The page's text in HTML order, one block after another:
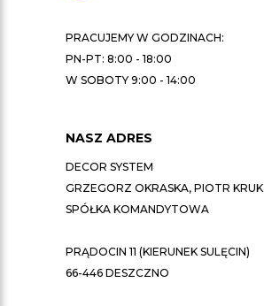
PRACUJEMY W GODZINACH:
PN-PT: 8:00 - 18:00
W SOBOTY 9:00 - 14:00
NASZ ADRES
DECOR SYSTEM
GRZEGORZ OKRASKA, PIOTR KRUK
SPÓŁKA KOMANDYTOWA
PRĄDOCIN 11 (KIERUNEK SULĘCIN)
66-446 DESZCZNO